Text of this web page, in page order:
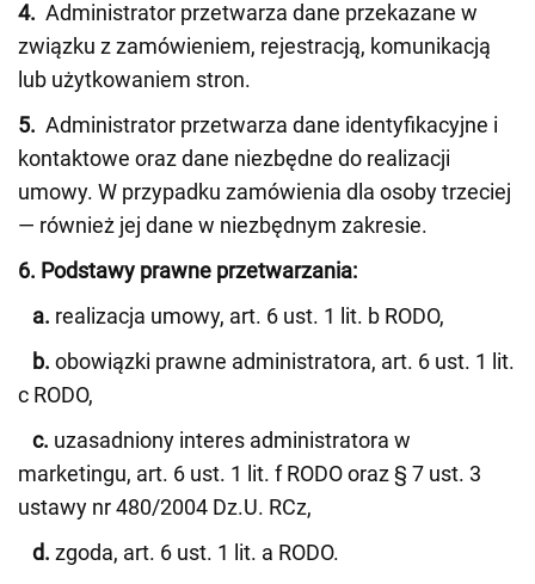
4. Administrator przetwarza dane przekazane w
związku z zamówieniem, rejestracją, komunikacją
lub użytkowaniem stron.
5. Administrator przetwarza dane identyfikacyjne i
kontaktowe oraz dane niezbędne do realizacji
umowy. W przypadku zamówienia dla osoby trzeciej
— również jej dane w niezbędnym zakresie.
6. Podstawy prawne przetwarzania:
a. realizacja umowy, art. 6 ust. 1 lit. b RODO,
b. obowiązki prawne administratora, art. 6 ust. 1 lit.
c RODO,
c. uzasadniony interes administratora w
marketingu, art. 6 ust. 1 lit. f RODO oraz § 7 ust. 3
ustawy nr 480/2004 Dz.U. RCz,
d. zgoda, art. 6 ust. 1 lit. a RODO.